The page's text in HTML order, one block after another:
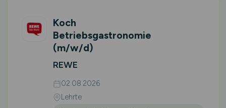
Koch
Betriebsgastronomie
(m/w/d)
REWE
02.08.2026
Lehrte